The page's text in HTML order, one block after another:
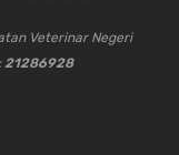
Veterinar Negeri
21286928